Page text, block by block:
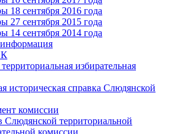
18 сентября 2016 года
27 сентября 2015 года
14 сентября 2014 года
избирательная
историческая справка Слюдянской
комиссии
Слюдянской территориальной
комиссии